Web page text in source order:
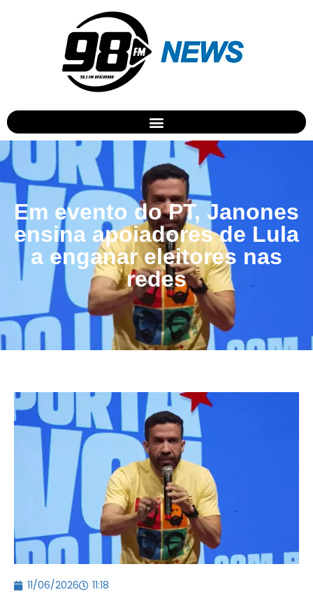
Em evento do PT, Janones
ensina apoiadores de Lula
a enganar eleitores nas
redes
11/06/2026 11:18